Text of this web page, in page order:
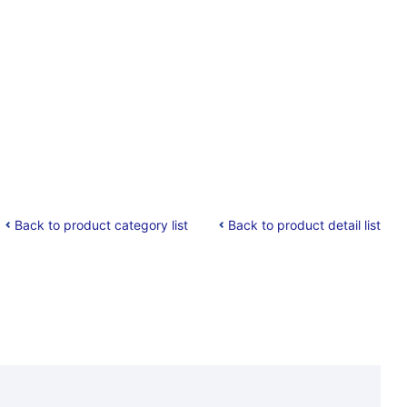
Back to product category list Back to product detail list